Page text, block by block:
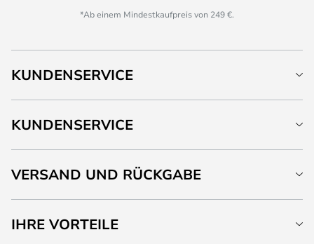
*Ab einem Mindestkaufpreis von 249 €.
KUNDENSERVICE
KUNDENSERVICE
VERSAND UND RÜCKGABE
IHRE VORTEILE